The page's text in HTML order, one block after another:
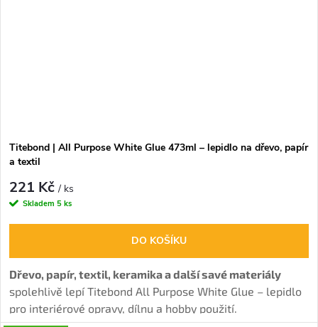
Titebond | All Purpose White Glue 473ml – lepidlo na dřevo, papír
a textil
221 Kč/ ks
Skladem 5 ks
DO KOŠÍKU
Dřevo, papír, textil, keramika a další savé materiály
spolehlivě lepí Titebond All Purpose White Glue – lepidlo
pro interiérové opravy, dílnu a hobby použití.